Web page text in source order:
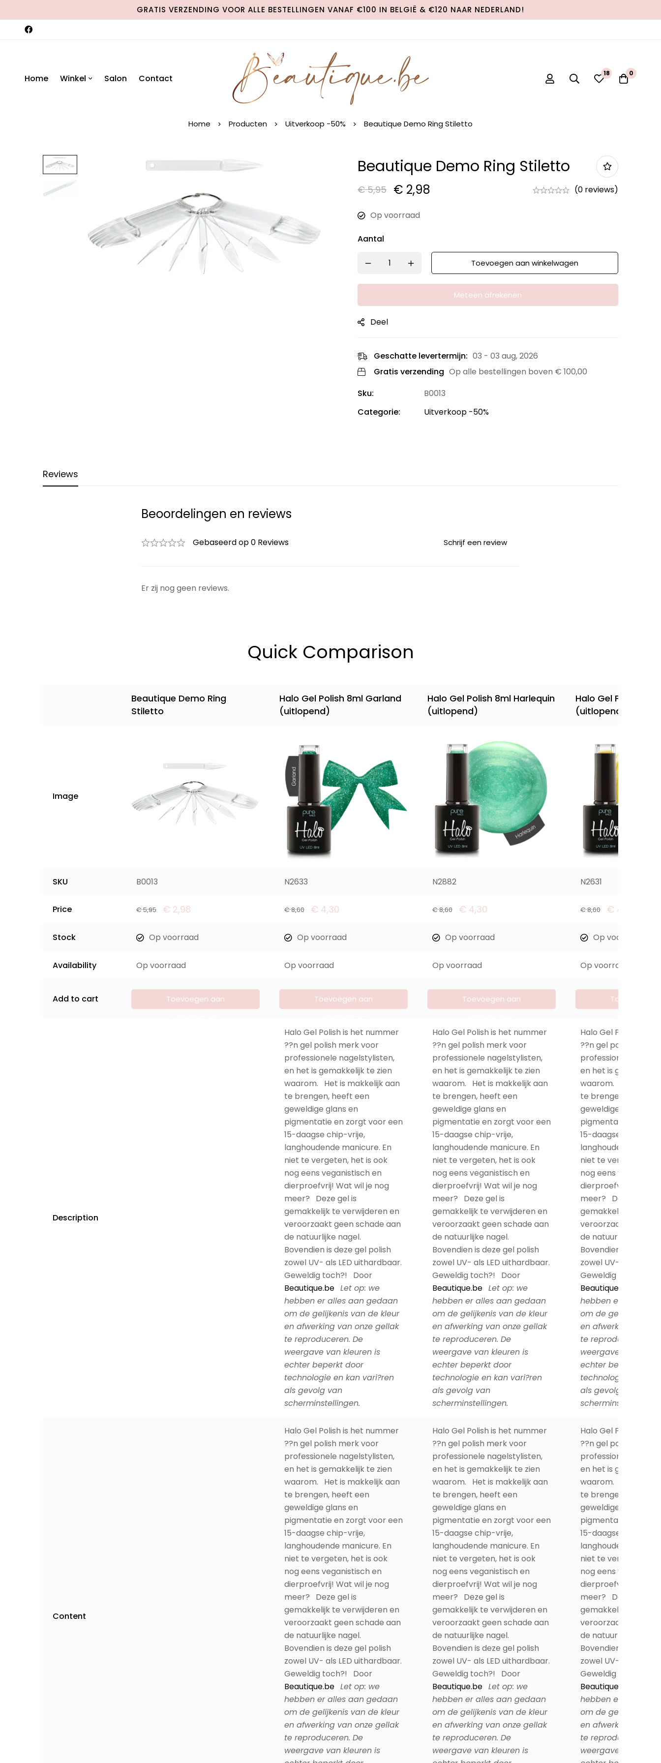
GRATIS VERZENDING VOOR ALLE BESTELLINGEN VANAF €100 IN BELGIË & €120 NAAR NEDERLAND!
Home Winkel Salon Contact 0 0
Home Producten Uitverkoop -50% Beautique Demo Ring Stiletto
Beautique Demo Ring Stiletto
€5,95 € 2,98 (0 reviews)
Op voorraad
Aantal
Toevoegen aan winkelwagen
Meteen afrekenen
Deel
Geschatte levertermijn: 03 - 03 aug, 2026
Gratis verzending Op alle bestellingen boven € 100,00
Sku:
B0013
Categorie:
Uitverkoop -50%
Reviews
Beoordelingen en reviews
Gebaseerd op 0 Reviews Schrijf een review
Er zij nog geen reviews.
Quick Comparison
Beautique Demo Ring
Stiletto
Halo Gel Polish 8ml Garland
(uitlopend)
Halo Gel Polish 8ml Harlequin
(uitlopend)
Halo Gel Polish
(uitlopend)
Image
SKU B0013 N2633 N2882 N2631
Price €5,95 € 2,98 €8,60 € 4,30 €8,60 € 4,30 €8,60 € 4,30
Stock Op voorraad Op voorraad Op voorraad Op voorraad
Availability Op voorraad Op voorraad Op voorraad Op voorraad
Add to cart
Toevoegen aan
Toevoegen aan
Toevoegen aan
Toevoegen
Description
Halo Gel Polish is het nummer
??n gel polish merk voor
professionele nagelstylisten,
en het is gemakkelijk te zien
waarom. Het is makkelijk aan
te brengen, heeft een
geweldige glans en
pigmentatie en zorgt voor een
15-daagse chip-vrije,
langhoudende manicure. En
niet te vergeten, het is ook
nog eens veganistisch en
dierproefvrij! Wat wil je nog
meer? Deze gel is
gemakkelijk te verwijderen en
veroorzaakt geen schade aan
de natuurlijke nagel.
Bovendien is deze gel polish
zowel UV- als LED uithardbaar.
Geweldig toch?! Door
Beautique.be Let op: we
hebben er alles aan gedaan
om de gelijkenis van de kleur
en afwerking van onze gellak
te reproduceren. De
weergave van kleuren is
echter beperkt door
technologie en kan vari?ren
als gevolg van
scherminstellingen.
Halo Gel Polish is het nummer
??n gel polish merk voor
professionele nagelstylisten,
en het is gemakkelijk te zien
waarom. Het is makkelijk aan
te brengen, heeft een
geweldige glans en
pigmentatie en zorgt voor een
15-daagse chip-vrije,
langhoudende manicure. En
niet te vergeten, het is ook
nog eens veganistisch en
dierproefvrij! Wat wil je nog
meer? Deze gel is
gemakkelijk te verwijderen en
veroorzaakt geen schade aan
de natuurlijke nagel.
Bovendien is deze gel polish
zowel UV- als LED uithardbaar.
Geweldig toch?! Door
Beautique.be Let op: we
hebben er alles aan gedaan
om de gelijkenis van de kleur
en afwerking van onze gellak
te reproduceren. De
weergave van kleuren is
echter beperkt door
technologie en kan vari?ren
als gevolg van
scherminstellingen.
Halo Gel Polish is
??n gel polish merk
professionele
en het is
waarom. Het is
te brengen, heeft
geweldige glans en
pigmentatie en
15-daagse chip-vrije,
langhoudende
niet te vergeten, het
nog eens
dierproefvrij! Wat
meer? Deze gel is
gemakkelijk te
veroorzaakt geen
de natuurlijke nagel.
Bovendien is deze
zowel UV- als LED
Geweldig toch?!
Beautique.be
hebben er alles
om de gelijkenis
en afwerking van
te reproduceren. De
weergave van
echter beperkt door
technologie en kan
als gevolg van
scherminstellingen.
Content
Halo Gel Polish is het nummer
??n gel polish merk voor
professionele nagelstylisten,
en het is gemakkelijk te zien
waarom. Het is makkelijk aan
te brengen, heeft een
geweldige glans en
pigmentatie en zorgt voor een
15-daagse chip-vrije,
langhoudende manicure. En
niet te vergeten, het is ook
nog eens veganistisch en
dierproefvrij! Wat wil je nog
meer? Deze gel is
gemakkelijk te verwijderen en
veroorzaakt geen schade aan
de natuurlijke nagel.
Bovendien is deze gel polish
zowel UV- als LED uithardbaar.
Geweldig toch?! Door
Beautique.be Let op: we
hebben er alles aan gedaan
om de gelijkenis van de kleur
en afwerking van onze gellak
te reproduceren. De
weergave van kleuren is
Halo Gel Polish is het nummer
??n gel polish merk voor
professionele nagelstylisten,
en het is gemakkelijk te zien
waarom. Het is makkelijk aan
te brengen, heeft een
geweldige glans en
pigmentatie en zorgt voor een
15-daagse chip-vrije,
langhoudende manicure. En
niet te vergeten, het is ook
nog eens veganistisch en
dierproefvrij! Wat wil je nog
meer? Deze gel is
gemakkelijk te verwijderen en
veroorzaakt geen schade aan
de natuurlijke nagel.
Bovendien is deze gel polish
zowel UV- als LED uithardbaar.
Geweldig toch?! Door
Beautique.be Let op: we
hebben er alles aan gedaan
om de gelijkenis van de kleur
en afwerking van onze gellak
te reproduceren. De
weergave van kleuren is
Halo Gel Polish is
??n gel polish merk
professionele
en het is
waarom. Het is
te brengen, heeft
geweldige glans en
pigmentatie en
15-daagse chip-vrije,
langhoudende
niet te vergeten, het
nog eens
dierproefvrij! Wat
meer? Deze gel is
gemakkelijk te
veroorzaakt geen
de natuurlijke nagel.
Bovendien is deze
zowel UV- als LED
Geweldig toch?!
Beautique.be
hebben er alles
om de gelijkenis
en afwerking van
te reproduceren. De
weergave van